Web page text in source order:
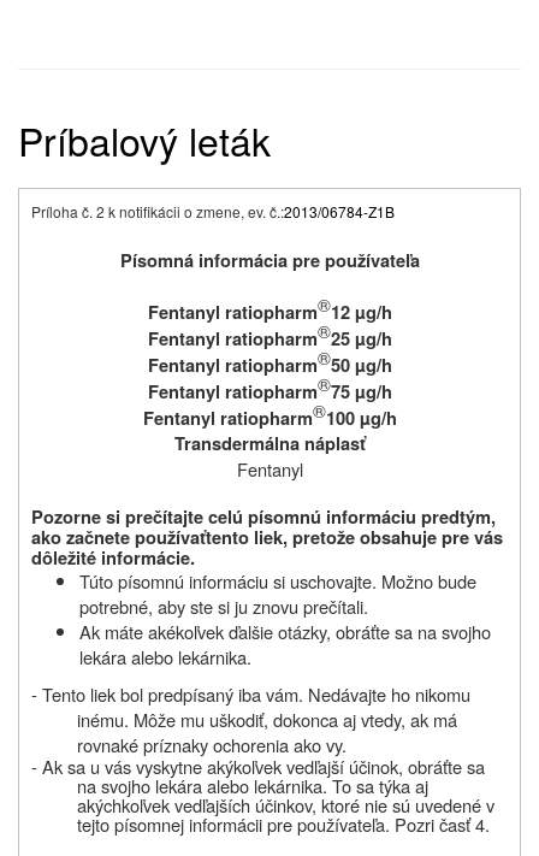
Príbalový leták
Príloha č. 2 k notifikácii o zmene, ev. č.:2013/06784-Z1B
Písomná informácia pre používateľa
Fentanyl ratiopharm®12 µg/h
Fentanyl ratiopharm®25 µg/h
Fentanyl ratiopharm®50 µg/h
Fentanyl ratiopharm®75 µg/h
Fentanyl ratiopharm®100 µg/h
Transdermálna náplasť
Fentanyl
Pozorne si prečítajte celú písomnú informáciu predtým,
ako začnete používaťtento liek, pretože obsahuje pre vás
dôležité informácie.
Túto písomnú informáciu si uschovajte. Možno bude
potrebné, aby ste si ju znovu prečítali.
Ak máte akékoľvek ďalšie otázky, obráťte sa na svojho
lekára alebo lekárnika.
- Tento liek bol predpísaný iba vám. Nedávajte ho nikomu
inému. Môže mu uškodiť, dokonca aj vtedy, ak má
rovnaké príznaky ochorenia ako vy.
- Ak sa u vás vyskytne akýkoľvek vedľajší účinok, obráťte sa
na svojho lekára alebo lekárnika. To sa týka aj
akýchkoľvek vedľajších účinkov, ktoré nie sú uvedené v
tejto písomnej informácii pre používateľa. Pozri časť 4.